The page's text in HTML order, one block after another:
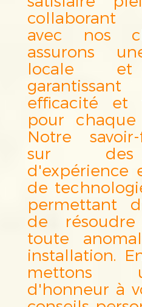
collaborant
avec nos
assurons
locale et
efficacité et
pour chaque
Notre
sur des
d'expérience
de
permettant
de
toute
installation.
mettons
d'honneur à